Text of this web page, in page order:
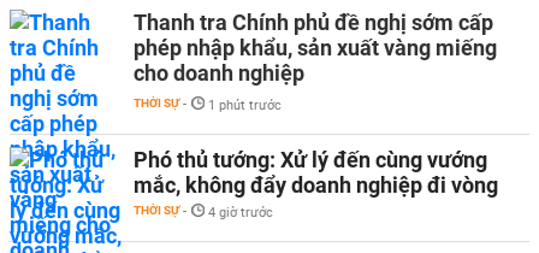
Thanh tra Chính phủ đề nghị sớm cấp
phép nhập khẩu, sản xuất vàng miếng
cho doanh nghiệp
THỜI SỰ - 1 phút trước
Phó thủ tướng: Xử lý đến cùng vướng
mắc, không đẩy doanh nghiệp đi vòng
THỜI SỰ - 4 giờ trước